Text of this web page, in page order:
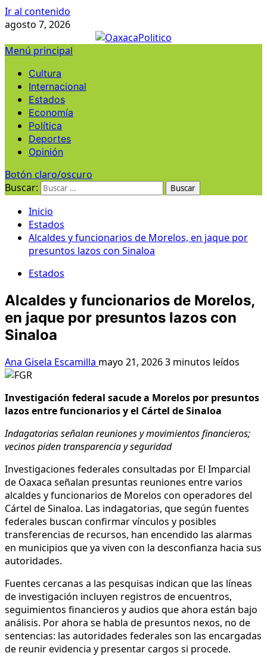
Ir al contenido
agosto 7, 2026
Menú principal
Cultura
Internacional
Estados
Economía
Política
Deportes
Opinión
Botón claro/oscuro
Buscar:
Inicio
Estados
Alcaldes y funcionarios de Morelos, en jaque por
presuntos lazos con Sinaloa
Estados
Alcaldes y funcionarios de Morelos,
en jaque por presuntos lazos con
Sinaloa
Ana Gisela Escamilla mayo 21, 20263 minutos leídos
Investigación federal sacude a Morelos por presuntos
lazos entre funcionarios y el Cártel de Sinaloa
Indagatorias señalan reuniones y movimientos financieros;
vecinos piden transparencia y seguridad
Investigaciones federales consultadas por El Imparcial
de Oaxaca señalan presuntas reuniones entre varios
alcaldes y funcionarios de Morelos con operadores del
Cártel de Sinaloa. Las indagatorias, que según fuentes
federales buscan confirmar vínculos y posibles
transferencias de recursos, han encendido las alarmas
en municipios que ya viven con la desconfianza hacia sus
autoridades.
Fuentes cercanas a las pesquisas indican que las líneas
de investigación incluyen registros de encuentros,
seguimientos financieros y audios que ahora están bajo
análisis. Por ahora se habla de presuntos nexos, no de
sentencias: las autoridades federales son las encargadas
de reunir evidencia y presentar cargos si procede.